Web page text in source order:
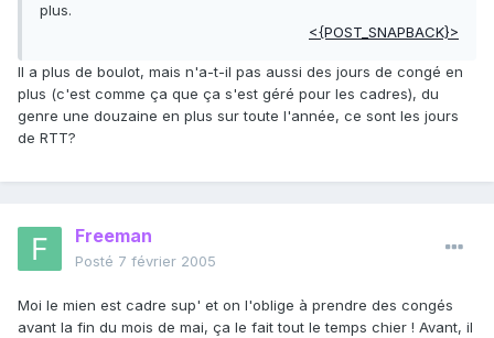
plus.
<{POST_SNAPBACK}>
Il a plus de boulot, mais n'a-t-il pas aussi des jours de congé en
plus (c'est comme ça que ça s'est géré pour les cadres), du
genre une douzaine en plus sur toute l'année, ce sont les jours
de RTT?
Freeman
Posté 7 février 2005
Moi le mien est cadre sup' et on l'oblige à prendre des congés
avant la fin du mois de mai, ça le fait tout le temps chier ! Avant, il